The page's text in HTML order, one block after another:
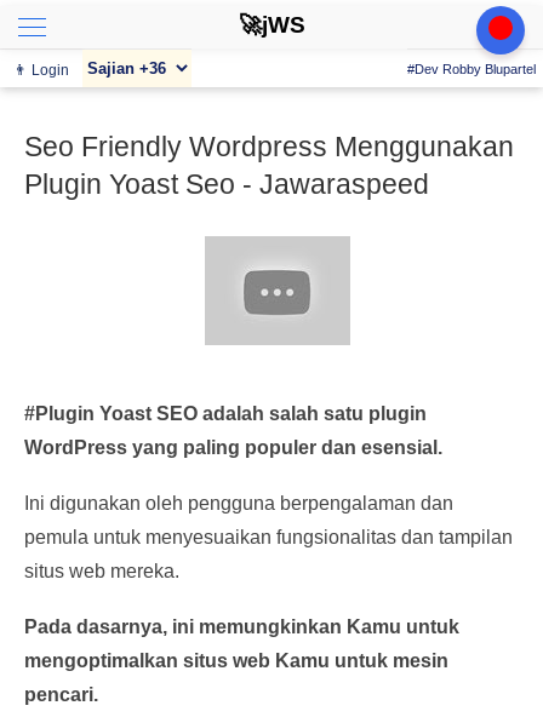
🚀jWS
👨 Login #Dev Robby Blupartel
Seo Friendly Wordpress Menggunakan
Plugin Yoast Seo - Jawaraspeed
#Plugin Yoast SEO adalah salah satu plugin
WordPress yang paling populer dan esensial.
Ini digunakan oleh pengguna berpengalaman dan
pemula untuk menyesuaikan fungsionalitas dan tampilan
situs web mereka.
Pada dasarnya, ini memungkinkan Kamu untuk
mengoptimalkan situs web Kamu untuk mesin
pencari.